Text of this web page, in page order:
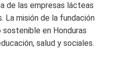
de las empresas lácteas
La misión de la fundación
en Honduras
salud y sociales.